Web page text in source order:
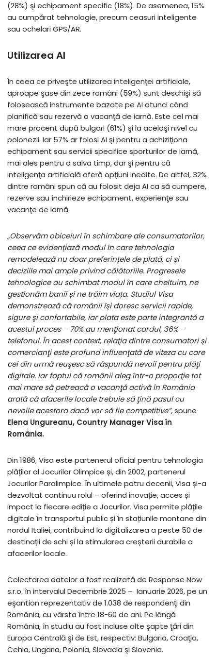
(28%) şi echipament specific (18%). De asemenea, 15%
au cumpărat tehnologie, precum ceasuri inteligente
sau ochelari GPS/AR.
Utilizarea AI
În ceea ce priveşte utilizarea inteligenţei artificiale,
aproape şase din zece români (59%) sunt deschişi să
folosească instrumente bazate pe AI atunci când
planifică sau rezervă o vacanţă de iarnă. Este cel mai
mare procent după bulgari (61%) şi la acelaşi nivel cu
polonezii. Iar 57% ar folosi AI şi pentru a achiziţiona
echipament sau servicii specifice sporturilor de iarnă,
mai ales pentru a salva timp, dar şi pentru că
inteligenţa artificială oferă opţiuni inedite. De altfel, 32%
dintre români spun că au folosit deja AI ca să cumpere,
rezerve sau închirieze echipament, experienţe sau
vacanţe de iarnă.
„Observăm obiceiuri în schimbare ale consumatorilor,
ceea ce evidențiază modul în care tehnologia
remodelează nu doar preferințele de plată, ci și
deciziile mai ample privind călătoriile. Progresele
tehnologice au schimbat modul în care cheltuim, ne
gestionăm banii și ne trăim viața. Studiul Visa
demonstrează că românii îşi doresc servicii rapide,
sigure şi confortabile, iar plata este parte integrantă a
acestui proces – 70% au menţionat cardul, 36% –
telefonul. În acest context, relaţia dintre consumatori şi
comercianţi este profund influenţată de viteza cu care
cei din urmă reuşesc să răspundă nevoii pentru plăţi
digitale. Iar faptul că românii aleg într-o proporţie tot
mai mare să petreacă o vacanţă activă în România
arată că afacerile locale trebuie să ţină pasul cu
nevoile acestora dacă vor să fie competitive”,spune
Elena Ungureanu, Country Manager Visa în
România.
Din 1986, Visa este partenerul oficial pentru tehnologia
plăților al Jocurilor Olimpice și, din 2002, partenerul
Jocurilor Paralimpice. În ultimele patru decenii, Visa și-a
dezvoltat continuu rolul – oferind inovație, acces și
impact la fiecare ediție a Jocurilor. Visa permite plățile
digitale în transportul public și în stațiunile montane din
nordul Italiei, contribuind la digitalizarea a peste 50 de
destinații de schi și la stimularea creșterii durabile a
afacerilor locale.
Colectarea datelor a fost realizată de Response Now
s.r.o. în intervalul Decembrie 2025 – Ianuarie 2026, pe un
eşantion reprezentativ de 1.038 de respondenţi din
România, cu vârsta între 18-60 de ani. Pe lângă
România, în studiu au fost incluse alte şapte ţări din
Europa Centrală şi de Est, respectiv: Bulgaria, Croaţia,
Cehia, Ungaria, Polonia, Slovacia şi Slovenia.